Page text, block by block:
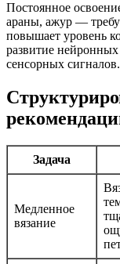
Постоянное
араны, ажур —
повышает уровень
развитие
сенсорных сигналов.
Задача
Медленное
вязание